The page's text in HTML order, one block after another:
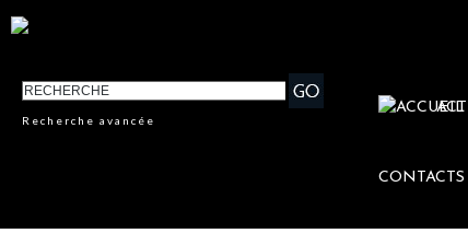
Recherche avancée
CONTACTS